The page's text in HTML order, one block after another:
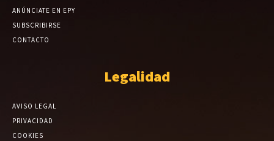
ANÚNCIATE EN EPY
SUBSCRIBIRSE
CONTACTO
Legalidad
AVISO LEGAL
PRIVACIDAD
COOKIES